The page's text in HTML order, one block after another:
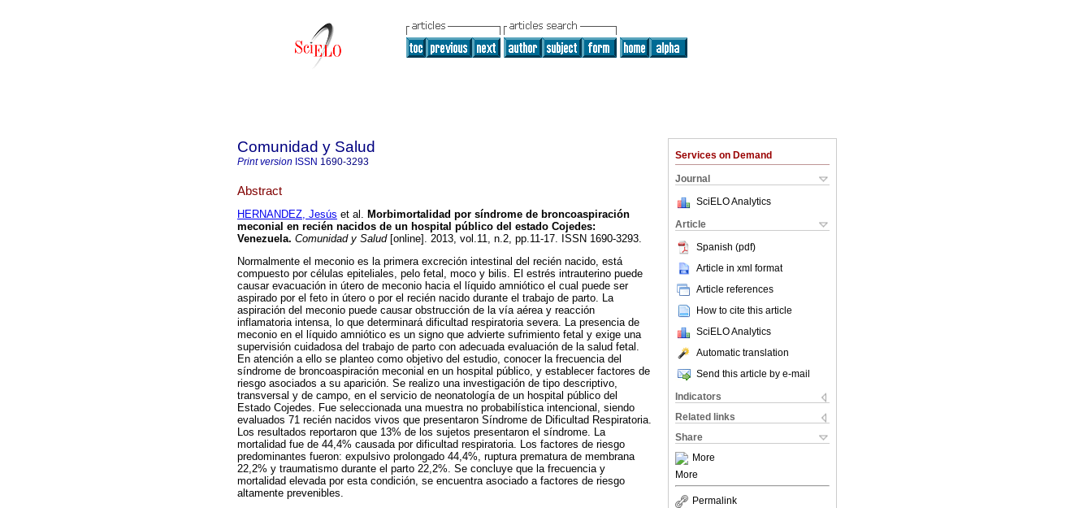
Services on Demand
Journal
SciELO Analytics
Article
Spanish (pdf)
Article in xml format
Article references
How to cite this article
SciELO Analytics
Automatic translation
Send this article by e-mail
Indicators
Related links
Share
More
More
Permalink
Comunidad y Salud
Print version ISSN 1690-3293
Abstract
HERNANDEZ, Jesús et al. Morbimortalidad por síndrome de broncoaspiración
meconial en recién nacidos de un hospital público del estado Cojedes:
Venezuela. Comunidad y Salud[online]. 2013, vol.11, n.2, pp.11-17. ISSN 1690-3293.
Normalmente el meconio es la primera excreción intestinal del recién nacido, está
compuesto por células epiteliales, pelo fetal, moco y bilis. El estrés intrauterino puede
causar evacuación in útero de meconio hacia el líquido amniótico el cual puede ser
aspirado por el feto in útero o por el recién nacido durante el trabajo de parto. La
aspiración del meconio puede causar obstrucción de la vía aérea y reacción
inflamatoria intensa, lo que determinará dificultad respiratoria severa. La presencia de
meconio en el líquido amniótico es un signo que advierte sufrimiento fetal y exige una
supervisión cuidadosa del trabajo de parto con adecuada evaluación de la salud fetal.
En atención a ello se planteo como objetivo del estudio, conocer la frecuencia del
síndrome de broncoaspiración meconial en un hospital público, y establecer factores de
riesgo asociados a su aparición. Se realizo una investigación de tipo descriptivo,
transversal y de campo, en el servicio de neonatología de un hospital público del
Estado Cojedes. Fue seleccionada una muestra no probabilística intencional, siendo
evaluados 71 recién nacidos vivos que presentaron Síndrome de Dificultad Respiratoria.
Los resultados reportaron que 13% de los sujetos presentaron el síndrome. La
mortalidad fue de 44,4% causada por dificultad respiratoria. Los factores de riesgo
predominantes fueron: expulsivo prolongado 44,4%, ruptura prematura de membrana
22,2% y traumatismo durante el parto 22,2%. Se concluye que la frecuencia y
mortalidad elevada por esta condición, se encuentra asociado a factores de riesgo
altamente prevenibles.